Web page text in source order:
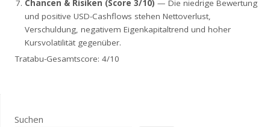
Chancen & Risiken (Score 3/10) — Die niedrige Bewertung
und positive USD-Cashflows stehen Nettoverlust,
Verschuldung, negativem Eigenkapitaltrend und hoher
Kursvolatilität gegenüber.
Tratabu-Gesamtscore: 4/10
Suchen